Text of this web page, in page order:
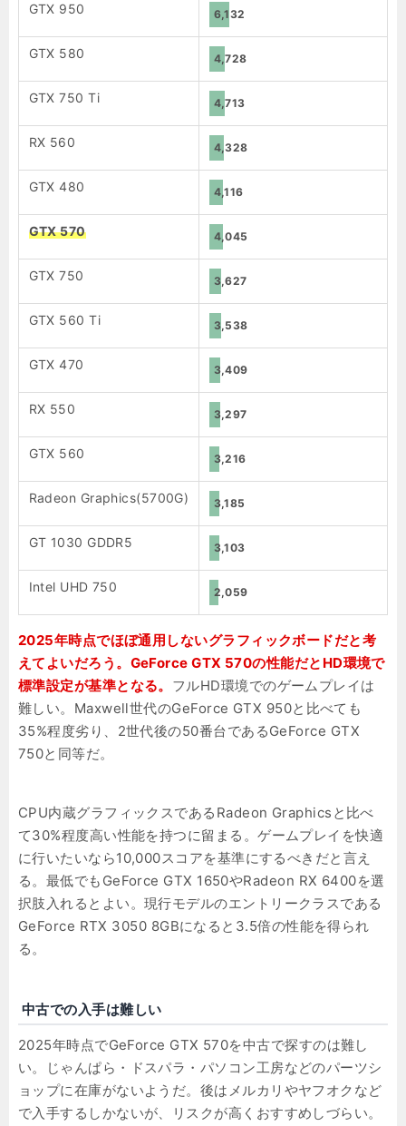
GTX 950 6,132
GTX 580 4,728
GTX 750 Ti 4,713
RX 560 4,328
GTX 480 4,116
GTX 570 4,045
GTX 750 3,627
GTX 560 Ti 3,538
GTX 470 3,409
RX 550 3,297
GTX 560 3,216
Radeon Graphics(5700G) 3,185
GT 1030 GDDR5 3,103
Intel UHD 750 2,059
2025年時点でほぼ通用しないグラフィックボードだと考
えてよいだろう。GeForce GTX 570の性能だとHD環境で
標準設定が基準となる。 フルHD環境でのゲームプレイは
難しい。Maxwell世代のGeForce GTX 950と比べても
35%程度劣り、2世代後の50番台であるGeForce GTX
750と同等だ。
CPU内蔵グラフィックスであるRadeon Graphicsと比べ
て30%程度高い性能を持つに留まる。ゲームプレイを快適
に行いたいなら10,000スコアを基準にするべきだと言え
る。最低でもGeForce GTX 1650やRadeon RX 6400を選
択肢入れるとよい。現行モデルのエントリークラスである
GeForce RTX 3050 8GBになると3.5倍の性能を得られ
る。
中古での入手は難しい
2025年時点でGeForce GTX 570を中古で探すのは難し
い。じゃんぱら・ドスパラ・パソコン工房などのパーツシ
ョップに在庫がないようだ。後はメルカリやヤフオクなど
で入手するしかないが、リスクが高くおすすめしづらい。